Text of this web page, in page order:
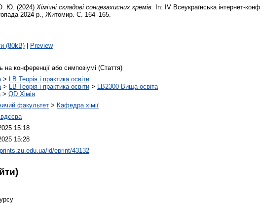
Ю. (2024) Хімічні складові сонцезахисних кремів.
In: ІV Всеукраїнська інтернет-
2024 р., Житомир. С. 164–165.
(80kB)| Preview
на конференції або симпозіумі (Стаття)
> LB Теорія і практика освіти
> LB Теорія і практика освіти > LB2300 Вища освіта
> QD Хімія
факультет > Кафедра хімії
15:18
15:28
id/eprint/43132